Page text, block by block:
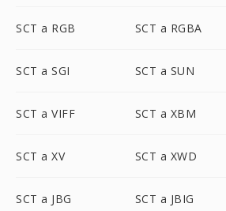
SCT a RGB SCT a RGBA
SCT a SGI SCT a SUN
SCT a VIFF SCT a XBM
SCT a XV SCT a XWD
SCT a JBG SCT a JBIG